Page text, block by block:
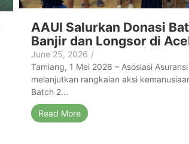
AAUI Salurkan Donasi
Banjir dan Longsor di
June 25, 2026 /
Tamiang, 1 Mei 2026 – Asosiasi
melanjutkan rangkaian aksi
Batch 2...
Read More